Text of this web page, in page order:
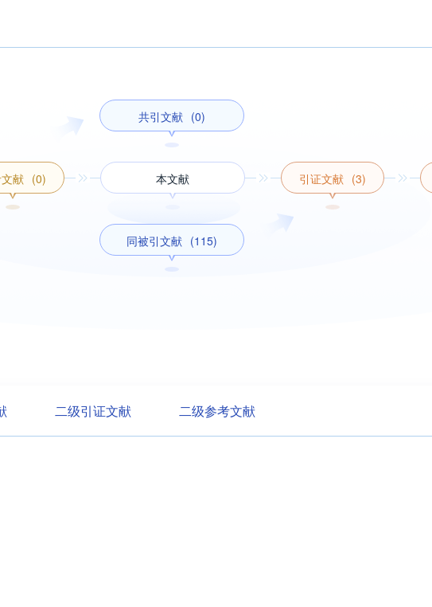
献 (0)
共引文献 (0)
本文献
同被引文献 (115)
引证文献 (3)
二级引证文献 二级参考文献